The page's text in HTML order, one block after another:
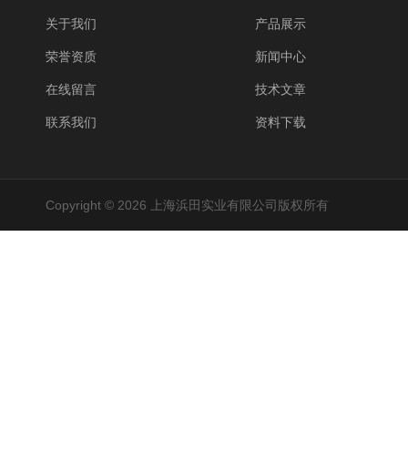
关于我们
荣誉资质
在线留言
联系我们
产品展示
新闻中心
技术文章
资料下载
Copyright © 2026 上海浜田实业有限公司版权所有